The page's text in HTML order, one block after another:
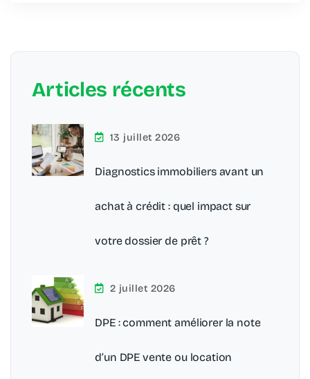
Articles récents
13 juillet 2026
Diagnostics immobiliers avant un
achat à crédit : quel impact sur
votre dossier de prêt ?
2 juillet 2026
DPE : comment améliorer la note
d’un DPE vente ou location